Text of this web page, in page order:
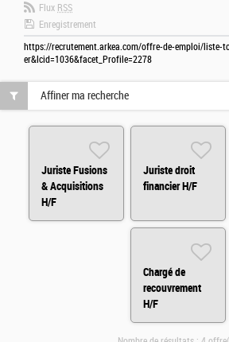
Flux RSS
Enregistrement
https://recrutement.arkea.com/offre-de-emploi/liste-
er&lcid=1036&facet_Profile=2278
Juriste Fusions
& Acquisitions
H/F
Juriste droit
financier H/F
Chargé de
recouvrement
H/F
Affiner ma recherche